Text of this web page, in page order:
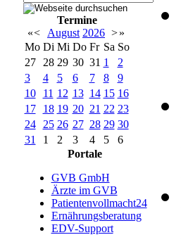
Termine
«< August 2026 >»
Mo Di Mi Do Fr Sa So
27
28 29 30 31 1
2
3
4 5 6 7 8
9
10
11 12 13 14 15 16
17
18 19 20 21 22 23
24
25 26 27 28 29 30
31
1 2 3 4 5
6
Portale
GVB GmbH
Ärzte im GVB
Patientenvollmacht24
Ernährungsberatung
EDV-Support